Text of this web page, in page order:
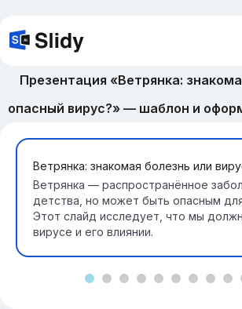
Презентация «Ветрянка:
опасный вирус?» — шаблон и
Ветрянка: знакомая болезнь или
Ветрянка — распространённое
детства, но может быть опасным
Этот слайд исследует, что мы
вирусе и его влиянии.